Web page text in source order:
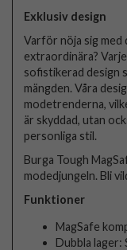
Exklusiv design
Varför nöja sig med
extraordinära?
sofistikerad design
mängden. Våra
modetrenderna,
är skyddad, utan
personliga stil.
Burga Tough
modedjungeln. Bli
Funktioner
MagSafe
Dubbla lager: